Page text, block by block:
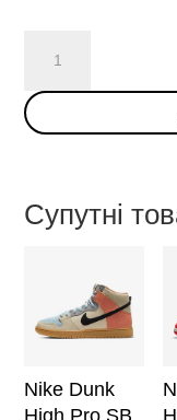
Dunk
High
SP
Супутні
Nike Dunk